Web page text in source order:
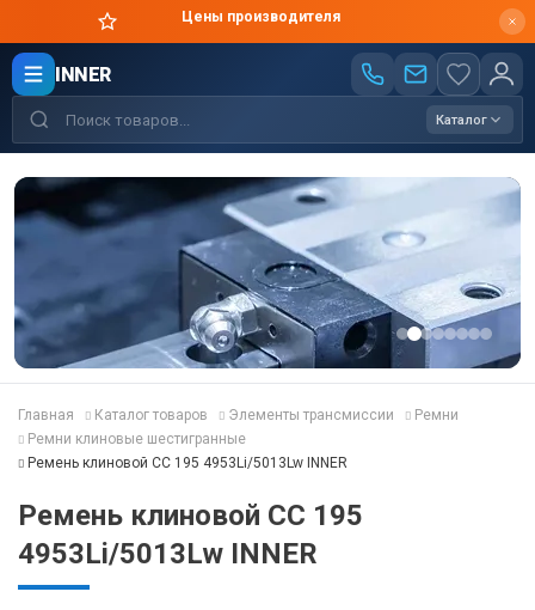
Цены производителя
INNER
Каталог
Главная Каталог товаров Элементы трансмиссии
Ремни
Ремни клиновые шестигранные
Ремень клиновой CC 195 4953Li/5013Lw INNER
Ремень клиновой CC 195
4953Li/5013Lw INNER